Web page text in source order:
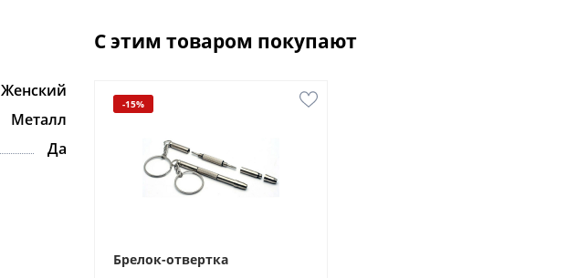
Женский
Металл
Да
С этим товаром покупают
-15%
Брелок-отвертка